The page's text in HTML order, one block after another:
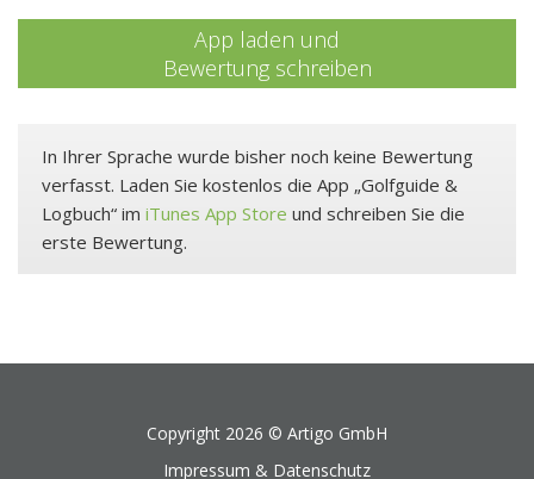
App laden und
Bewertung schreiben
In Ihrer Sprache wurde bisher noch keine Bewertung
verfasst. Laden Sie kostenlos die App „Golfguide &
Logbuch“ im iTunes App Store und schreiben Sie die
erste Bewertung.
Copyright 2026 © Artigo GmbH
Impressum & Datenschutz